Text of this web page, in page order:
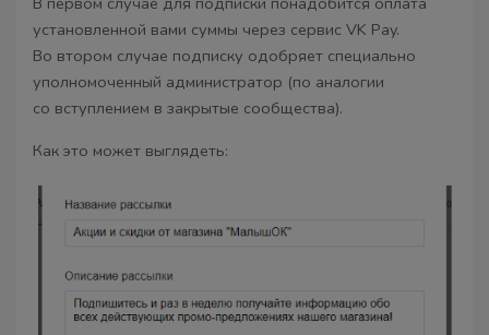
установленной вами суммы через сервис VK Pay.
Во втором случае подписку одобряет специально
уполномоченный администратор (по аналогии
со вступлением в закрытые сообщества).
Как это может выглядеть: